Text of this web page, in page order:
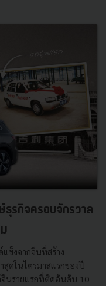
ธุรกิจครอบจักรวาล
ข็งจากจีนที่สร้าง
สุดในไตรมาสแรกของปี
จีนรายแรกที่ติดอันดับ 10